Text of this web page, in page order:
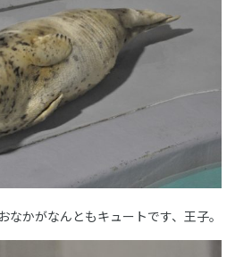
なかがなんともキュートです、王子。